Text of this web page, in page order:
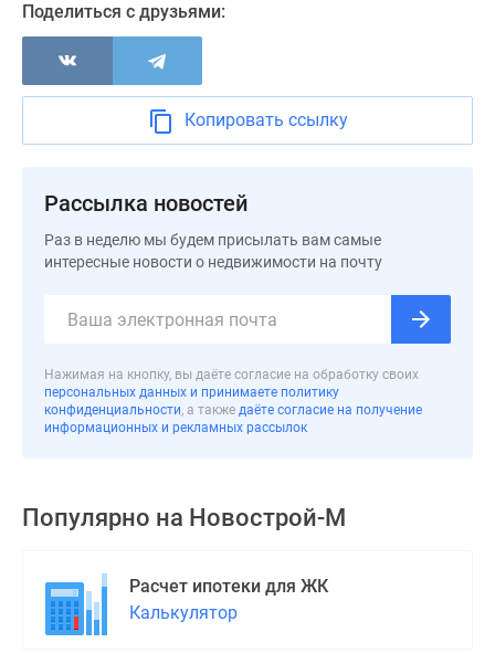
Поделиться с друзьями:
Копировать ссылку
Рассылка новостей
Раз в неделю мы будем присылать вам самые
интересные новости о недвижимости на почту
Нажимая на кнопку, вы даёте согласие на обработку своих
персональных данных и принимаете политику
конфиденциальности, а также даёте согласие на получение
информационных и рекламных рассылок
Популярно на Новострой-М
Расчет ипотеки для ЖК
Калькулятор